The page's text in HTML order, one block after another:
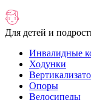
Для детей и
Инвалидные
Ходунки
Опоры
Велосипеды